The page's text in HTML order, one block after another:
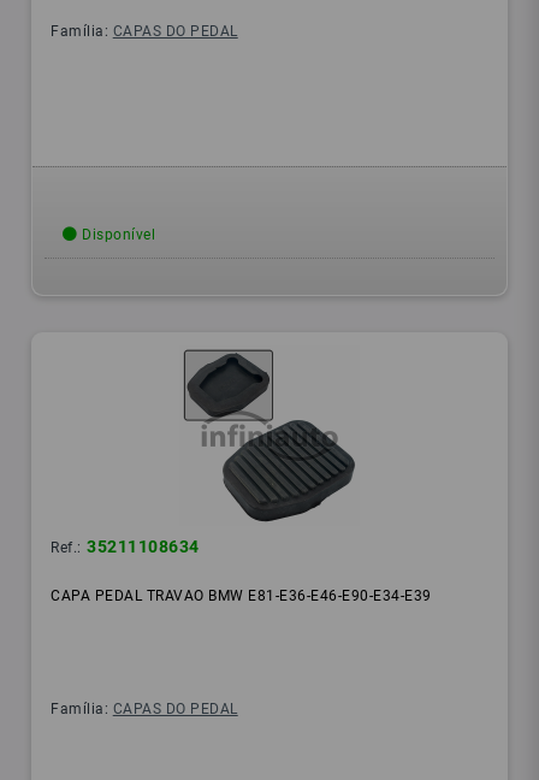
Família: CAPAS DO PEDAL
Disponível
Ref.: 35211108634
CAPA PEDAL TRAVAO BMW E81-E36-E46-E90-E34-E39
Família: CAPAS DO PEDAL